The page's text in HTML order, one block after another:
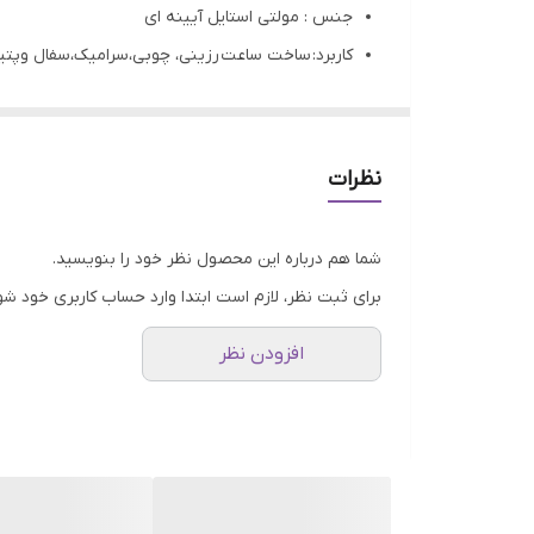
جنس : مولتی استایل آیینه ای
کاربرد: ساخت ساعت رزینی، چوبی،سرامیک،سفال
ارسال به سراسر کشور با پست پیشتاز
پس از دریافت سفارش خود با گرفتن عکس و فیلم
نظرات
شما هم درباره این محصول نظر خود را بنویسید.
برای ثبت نظر، لازم است ابتدا وارد حساب کاربری خود
افزودن نظر